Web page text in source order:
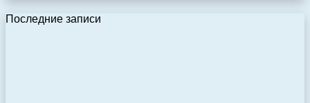
Последние записи